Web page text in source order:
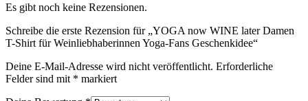
Es gibt noch keine Rezensionen.
Schreibe die erste Rezension für „YOGA now WINE later Damen
T-Shirt für Weinliebhaberinnen Yoga-Fans Geschenkidee“
Deine E-Mail-Adresse wird nicht veröffentlicht. Erforderliche
Felder sind mit * markiert